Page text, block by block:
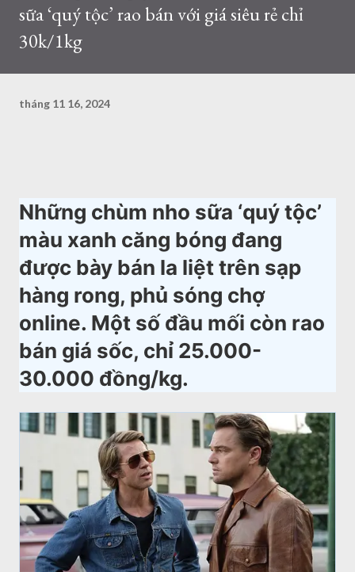
sữa ‘quý tộc’ rao bán với giá siêu rẻ chỉ
30k/1kg
tháng 11 16, 2024
Những chùm nho sữa ‘quý tộc’
màu xanh căng bóng đang
được bày bán la liệt trên sạp
hàng rong, phủ sóng chợ
online. Một số đầu mối còn rao
bán giá sốc, chỉ 25.000-
30.000 đồng/kg.